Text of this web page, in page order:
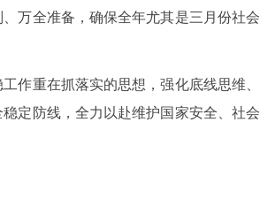
万全准备，确保全年尤其是三月份社会
作重在抓落实的思想，强化底线思维、
定防线，全力以赴维护国家安全、社会